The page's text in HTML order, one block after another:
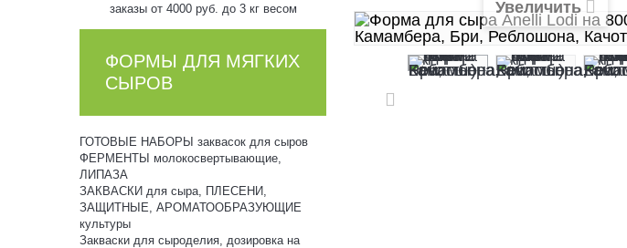
ФОРМЫ ДЛЯ МЯГКИХ
СЫРОВ
ГОТОВЫЕ НАБОРЫ заквасок для сыров
ФЕРМЕНТЫ молокосвертывающие,
ЛИПАЗА
ЗАКВАСКИ для сыра, ПЛЕСЕНИ,
ЗАЩИТНЫЕ, АРОМАТООБРАЗУЮЩИЕ
культуры
Закваски для сыроделия, дозировка на
Увеличить